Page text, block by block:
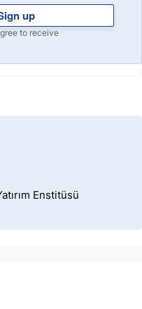
up
to receive
Enstitüsü